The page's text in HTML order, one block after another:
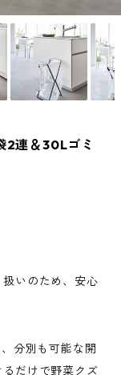
2連＆30Lゴミ
いのため、安心
分別も可能な開
だけで野菜クズ